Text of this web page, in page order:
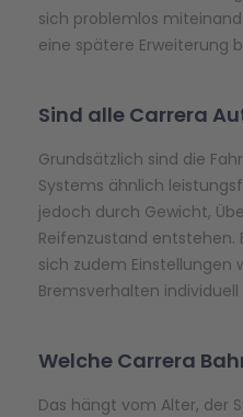
sich problemlos
eine spätere Erweiterung
Sind alle Carrera
Grundsätzlich sind die
Systems ähnlich
jedoch durch Gewicht,
Reifenzustand entstehen.
sich zudem Einstellungen
Bremsverhalten individuell
Welche Carrera
Das hängt vom Alter, der